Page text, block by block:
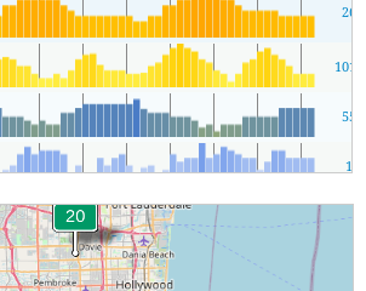
26
1016
55
1